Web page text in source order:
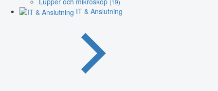
(19)
IT & Anslutning